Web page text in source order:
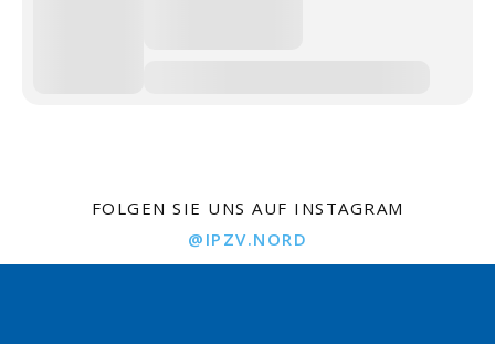
FOLGEN SIE UNS AUF INSTAGRAM
@IPZV.NORD